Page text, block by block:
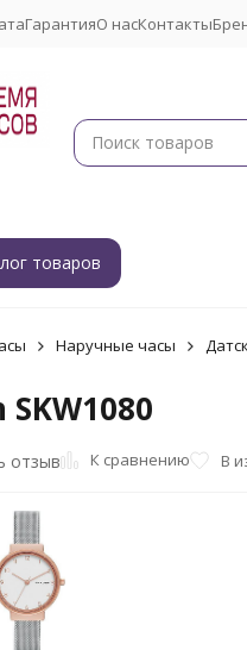
ГарантияО насКонтакты
товаров
Наручные часы
SKW1080
отзыв К сравнению В